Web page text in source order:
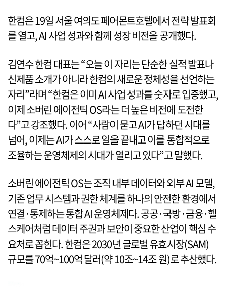
한컴은 19일 서울 여의도 페어몬트호텔에서 전략 발표회
를 열고, AI 사업 성과와 함께 성장 비전을 공개했다.
김연수 한컴 대표는 “오늘 이 자리는 단순한 실적 발표나
신제품 소개가 아니라 한컴의 새로운 정체성을 선언하는
자리”라며 “한컴은 이미 AI 사업 성과를 숫자로 입증했고,
이제 소버린 에이전틱 OS라는 더 높은 비전에 도전한
다”고 강조했다. 이어 “사람이 묻고 AI가 답하던 시대를
넘어, 이제는 AI가 스스로 일을 끝내고 이를 통합적으로
조율하는 운영체제의 시대가 열리고 있다”고 말했다.
소버린 에이전틱 OS는 조직 내부 데이터와 외부 AI 모델,
기존 업무 시스템과 권한 체계를 하나의 안전한 환경에서
연결·통제하는 통합 AI 운영체제다. 공공·국방·금융·헬
스케어처럼 데이터 주권과 보안이 중요한 산업이 핵심 수
요처로 꼽힌다. 한컴은 2030년 글로벌 유효시장(SAM)
규모를 70억~100억 달러(약 10조~14조 원)로 추산했다.